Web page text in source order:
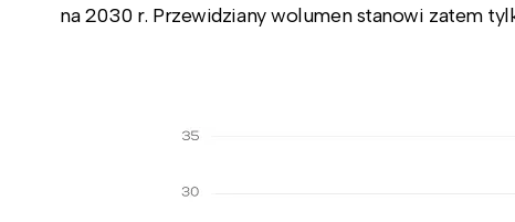
na 2030 r. Przewidziany wolumen stanowi zatem